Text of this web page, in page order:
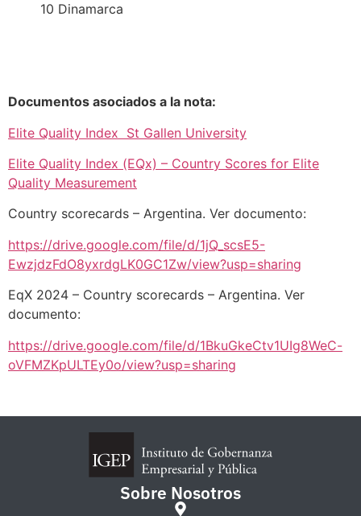
10 Dinamarca
Documentos asociados a la nota:
Elite Quality Index St Gallen University
Elite Quality Index (EQx) – Country Scores for Elite
Quality Measurement
Country scorecards – Argentina. Ver documento:
https://drive.google.com/file/d/1jQ_scsE5-
EwzjdzFdO8yxrdgLK0GC1Zw/view?usp=sharing
EqX 2024 – Country scorecards – Argentina. Ver
documento:
https://drive.google.com/file/d/1BkuGkeCtv1UIg8WeC-
oVFMZKpULTEy0o/view?usp=sharing
Sobre Nosotros